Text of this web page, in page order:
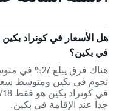
في بكين؟
نجوم في بكين ومتوسط ​​سعر
جداً عند الإقامة في بكين.